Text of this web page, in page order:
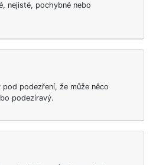
nejisté, pochybné nebo
pod podezření, že může něco
podezíravý.